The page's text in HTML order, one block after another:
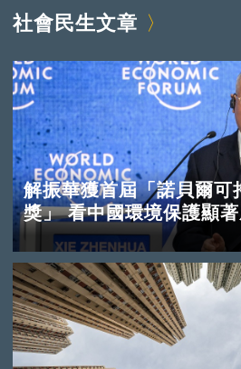
社會民生文章
解振華獲首屆「諾貝爾可
獎」 看中國環境保護顯